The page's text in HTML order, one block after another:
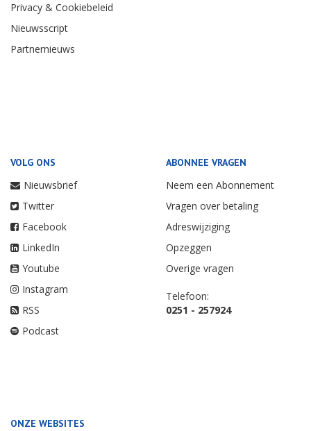
Privacy & Cookiebeleid
Nieuwsscript
Partnernieuws
VOLG ONS
Nieuwsbrief
Twitter
Facebook
LinkedIn
Youtube
Instagram
RSS
Podcast
ABONNEE VRAGEN
Neem een Abonnement
Vragen over betaling
Adreswijziging
Opzeggen
Overige vragen
Telefoon:
0251 - 257924
ONZE WEBSITES